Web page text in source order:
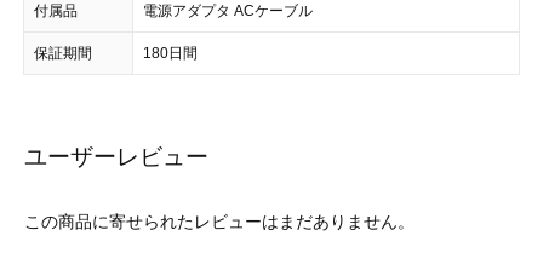
付属品 電源アダプタ ACケーブル
保証期間 180日間
ユーザーレビュー
この商品に寄せられたレビューはまだありません。